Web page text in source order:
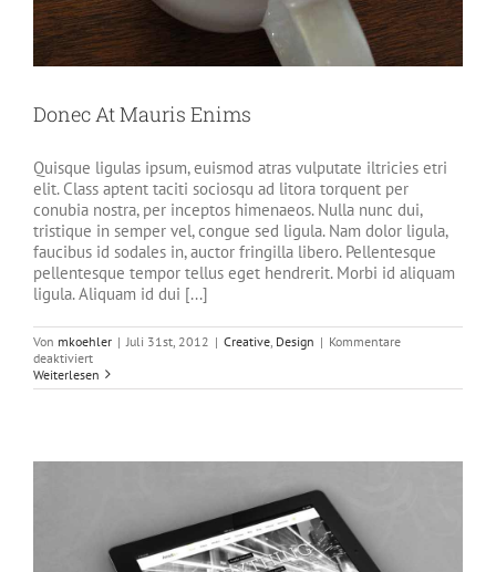
Donec At Mauris Enims
Quisque ligulas ipsum, euismod atras vulputate iltricies etri
elit. Class aptent taciti sociosqu ad litora torquent per
conubia nostra, per inceptos himenaeos. Nulla nunc dui,
tristique in semper vel, congue sed ligula. Nam dolor ligula,
faucibus id sodales in, auctor fringilla libero. Pellentesque
pellentesque tempor tellus eget hendrerit. Morbi id aliquam
ligula. Aliquam id dui [...]
Von mkoehler | Juli 31st, 2012 | Creative Design | Kommentare
deaktiviertfür
Donec
At
Weiterlesen